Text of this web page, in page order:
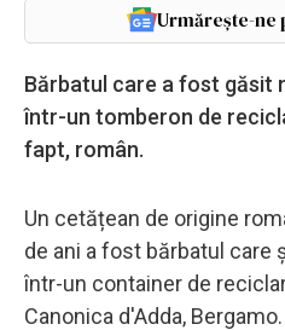
Urmărește-ne
Bărbatul care a fost găsit
într-un tomberon de
fapt, român.
Un cetățean de origine
de ani a fost bărbatul care
într-un container de
Canonica d'Adda, Bergamo.